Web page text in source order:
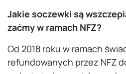
Jakie soczewki są
zaćmy w ramach NFZ?
Od 2018 roku w ramach
refundowanych przez NFZ